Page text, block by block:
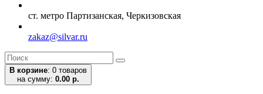
ст. метро Партизанская, Черкизовская
zakaz@silvar.ru
В корзине: 0 товаров
на сумму: 0.00 р.